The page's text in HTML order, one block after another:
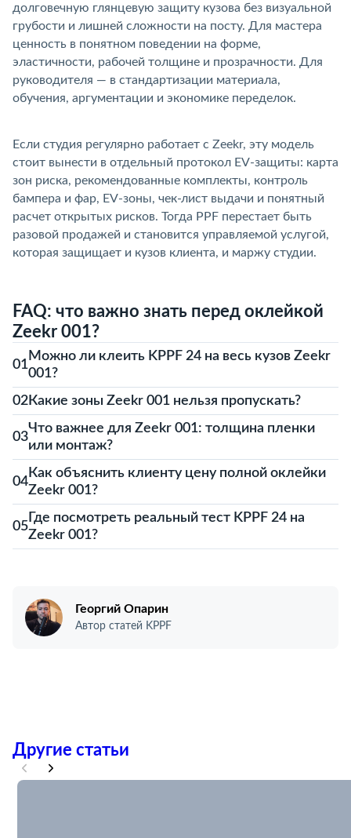
долговечную глянцевую защиту кузова без визуальной
рубости и лишней сложности на посту. Для мастера
ценность в понятном поведении на форме,
эластичности, рабочей толщине и прозрачности. Для
руководителя — в стандартизации материала,
обучения, аргументации и экономике переделок.
Если студия регулярно работает с Zeekr, эту модель
стоит вынести в отдельный протокол EV-защиты: карта
зон риска, рекомендованные комплекты, контроль
ампера и фар, EV-зоны, чек-лист выдачи и понятный
расчет открытых рисков. Тогда PPF перестает быть
разовой продажей и становится управляемой услугой,
которая защищает и кузов клиента, и маржу студии.
FAQ: что важно знать перед оклейкой
Zeekr 001?
01
Можно ли клеить KPPF 24 на весь кузов Zeekr
001?
02Какие зоны Zeekr 001 нельзя пропускать?
03
Что важнее для Zeekr 001: толщина пленки
или монтаж?
04
Как объяснить клиенту цену полной оклейки
Zeekr 001?
05
Где посмотреть реальный тест KPPF 24 на
Zeekr 001?
Георгий Опарин
Автор статей KPPF
Другие статьи